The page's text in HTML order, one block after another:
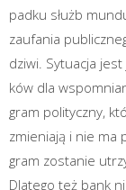
pad­ku służb
zaufa­nia
dzi­wi. Sytu­acja
ków dla
gram poli­tycz­ny,
zmie­nia­ją i nie ma
gram zosta­nie
Dla­te­go też bank